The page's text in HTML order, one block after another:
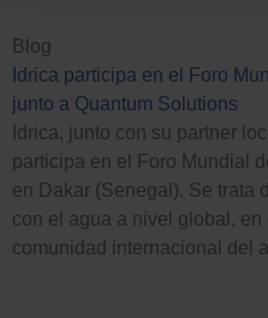
Blog
Idrica participa en el Foro
junto a Quantum Solutions
Idrica, junto con su partner
participa en el Foro Mundial
en Dakar (Senegal). Se trata
con el agua a nivel global, en
comunidad internacional del